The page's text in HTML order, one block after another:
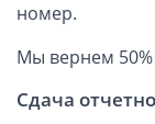
Оффшоры на
Оффшоры в
Финансовая
номер.
Мы вернем 50%
Сдача